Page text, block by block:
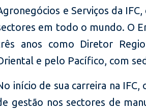
e Serviços da
em todo o mundo. O
anos como Diretor
e pelo Pacífico, com
início de sua carreira na
gestão nos sectores de